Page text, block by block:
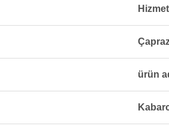
ürün